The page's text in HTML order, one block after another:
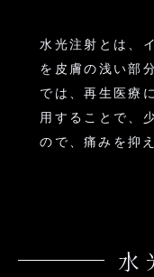
水光注射とは、
を皮膚の浅い部
では、再生医療
用することで、
ので、痛みを抑
水